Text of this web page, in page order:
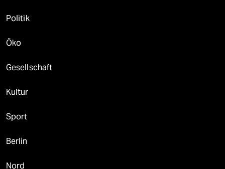
Politik
Öko
Gesellschaft
Kultur
Sport
Berlin
Nord